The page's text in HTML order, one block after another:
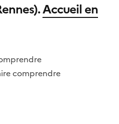
Accueil en
comprendre